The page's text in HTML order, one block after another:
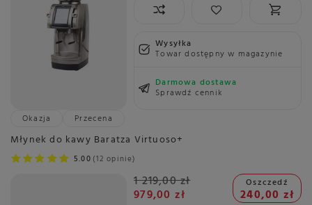
Wysyłka
Towar dostępny w magazynie
Darmowa dostawa
Sprawdź cennik
Okazja
Przecena
Młynek do kawy Baratza Virtuoso+
5.00 12 opinie
1 219,00 zł
979,00 zł
Oszczedź
240,00 zł